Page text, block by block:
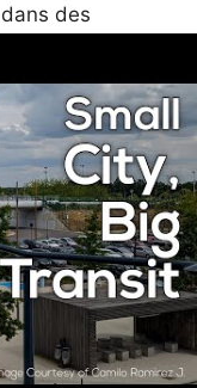
des
cadre du
projet
voie à de
Cette
par des
et accessible